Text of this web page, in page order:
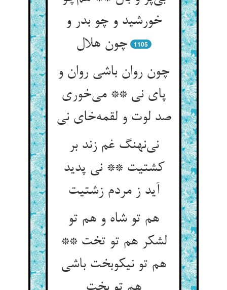
خورشید و چو بدر و
چون هلال
1105
چون روان باشی روان و
پای نی ** می‌خوری
صد لوت و لقمه‌خای نی
نی‌نهنگ غم زند بر
کشتیت ** نی پدید
آید ز مردم زشتیت
هم تو شاه و هم تو
لشکر هم تو تخت **
هم تو نیکوبخت باشی